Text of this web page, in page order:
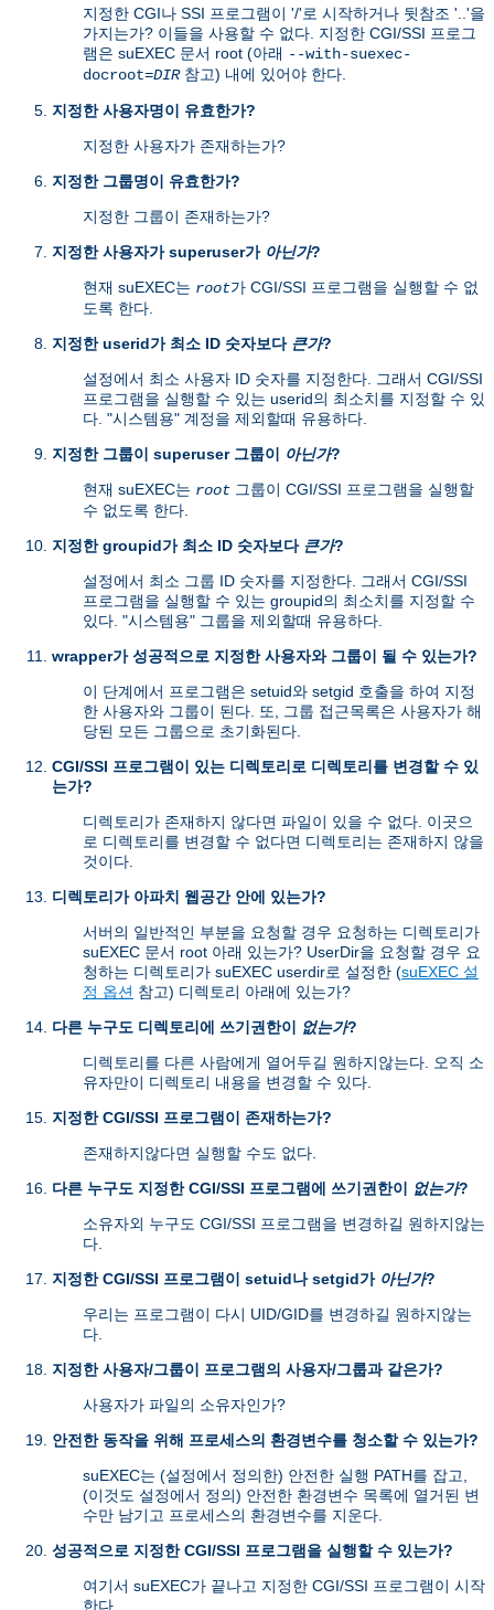
지정한 CGI나 SSI 프로그램이 '/'로 시작하거나 뒷참조 '..'을
가지는가? 이들을 사용할 수 없다. 지정한 CGI/SSI 프로그
램은 suEXEC 문서 root (아래 --with-suexec-
docroot=DIR참고) 내에 있어야 한다.
지정한 사용자명이 유효한가?
지정한 사용자가 존재하는가?
지정한 그룹명이 유효한가?
지정한 그룹이 존재하는가?
지정한 사용자가 superuser가 아닌가?
현재 suEXEC는 root가 CGI/SSI 프로그램을 실행할 수 없
도록 한다.
지정한 userid가 최소 ID 숫자보다 큰가?
설정에서 최소 사용자 ID 숫자를 지정한다. 그래서 CGI/SSI
프로그램을 실행할 수 있는 userid의 최소치를 지정할 수 있
다. "시스템용" 계정을 제외할때 유용하다.
지정한 그룹이 superuser 그룹이
아닌가?
현재 suEXEC는 root 그룹이 CGI/SSI 프로그램을 실행할
수 없도록 한다.
지정한 groupid가 최소 ID 숫자보다 큰가?
설정에서 최소 그룹 ID 숫자를 지정한다. 그래서 CGI/SSI
프로그램을 실행할 수 있는 groupid의 최소치를 지정할 수
있다. "시스템용" 그룹을 제외할때 유용하다.
wrapper가 성공적으로 지정한 사용자와 그룹이 될 수 있는가?
이 단계에서 프로그램은 setuid와 setgid 호출을 하여 지정
한 사용자와 그룹이 된다. 또, 그룹 접근목록은 사용자가 해
당된 모든 그룹으로 초기화된다.
CGI/SSI 프로그램이 있는 디렉토리로 디렉토리를 변경할 수 있
는가?
디렉토리가 존재하지 않다면 파일이 있을 수 없다. 이곳으
로 디렉토리를 변경할 수 없다면 디렉토리는 존재하지 않을
것이다.
디렉토리가 아파치 웹공간 안에 있는가?
서버의 일반적인 부분을 요청할 경우 요청하는 디렉토리가
suEXEC 문서 root 아래 있는가? UserDir을 요청할 경우 요
청하는 디렉토리가 suEXEC userdir로 설정한 (suEXEC 설
정 옵션 참고) 디렉토리 아래에 있는가?
다른 누구도 디렉토리에 쓰기권한이
없는가?
디렉토리를 다른 사람에게 열어두길 원하지않는다. 오직 소
유자만이 디렉토리 내용을 변경할 수 있다.
지정한 CGI/SSI 프로그램이 존재하는가?
존재하지않다면 실행할 수도 없다.
다른 누구도 지정한 CGI/SSI 프로그램에 쓰기권한이
없는가?
소유자외 누구도 CGI/SSI 프로그램을 변경하길 원하지않는
다.
지정한 CGI/SSI 프로그램이 setuid나 setgid가 아닌가?
우리는 프로그램이 다시 UID/GID를 변경하길 원하지않는
다.
지정한 사용자/그룹이 프로그램의 사용자/그룹과 같은가?
사용자가 파일의 소유자인가?
안전한 동작을 위해 프로세스의 환경변수를 청소할 수 있는가?
suEXEC는 (설정에서 정의한) 안전한 실행 PATH를 잡고,
(이것도 설정에서 정의) 안전한 환경변수 목록에 열거된 변
수만 남기고 프로세스의 환경변수를 지운다.
성공적으로 지정한 CGI/SSI 프로그램을 실행할 수 있는가?
여기서 suEXEC가 끝나고 지정한 CGI/SSI 프로그램이 시작
한다.